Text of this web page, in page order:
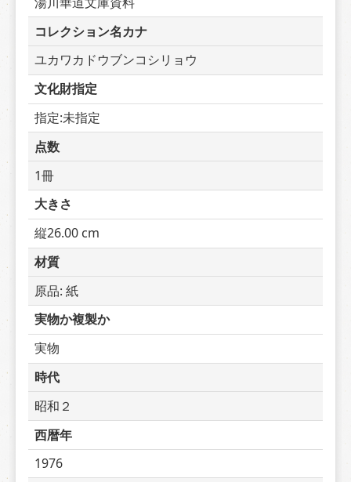
コレクション名カナ
ユカワカドウブンコシリョウ
文化財指定
指定:未指定
点数
1冊
大きさ
縦26.00 cm
材質
原品: 紙
実物か複製か
実物
時代
昭和２
西暦年
1976